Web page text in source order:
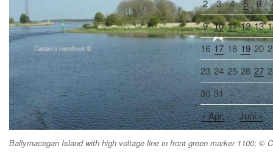
Ballymacegan Island with high voltage line in front green marker 1100; ©
2 3 4 5 6
9 10 11 12 13
16 17 18 19 20
23 24 25 26 27
30 31
« Apr.
Juni »